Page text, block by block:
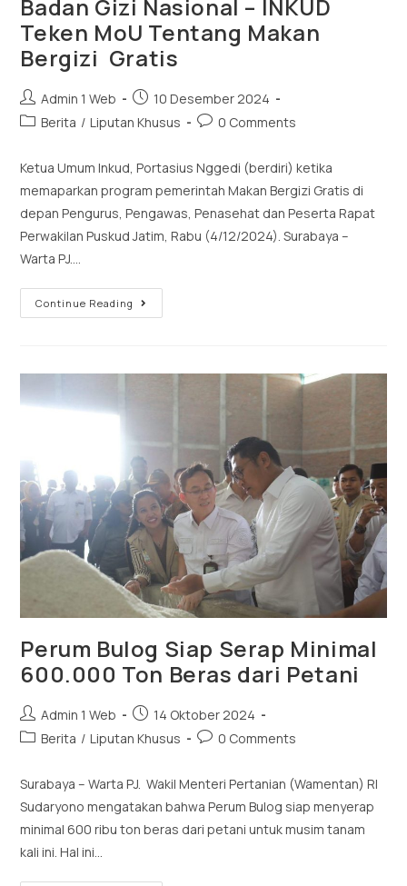
Badan Gizi Nasional – INKUD
Teken MoU Tentang Makan
Bergizi Gratis
Admin 1 Web
10 Desember 2024
Berita / Liputan Khusus 0 Comments
Ketua Umum Inkud, Portasius Nggedi (berdiri) ketika
memaparkan program pemerintah Makan Bergizi Gratis di
depan Pengurus, Pengawas, Penasehat dan Peserta Rapat
Perwakilan Puskud Jatim, Rabu (4/12/2024). Surabaya –
Warta PJ.…
Continue Reading
Perum Bulog Siap Serap Minimal
600.000 Ton Beras dari Petani
Admin 1 Web
14 Oktober 2024
Berita / Liputan Khusus 0 Comments
Surabaya – Warta PJ. Wakil Menteri Pertanian (Wamentan) RI
Sudaryono mengatakan bahwa Perum Bulog siap menyerap
minimal 600 ribu ton beras dari petani untuk musim tanam
kali ini. Hal ini…